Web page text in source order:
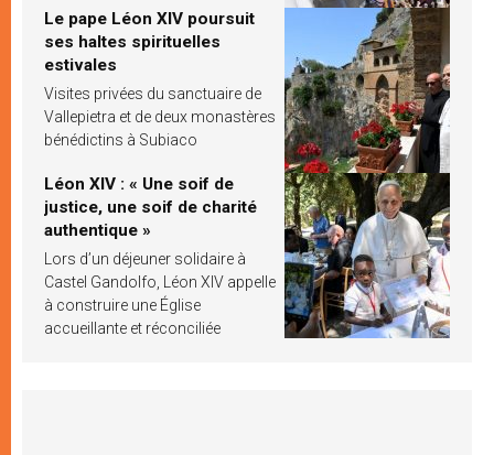
Le pape Léon XIV poursuit
ses haltes spirituelles
estivales
Visites privées du sanctuaire de
Vallepietra et de deux monastères
bénédictins à Subiaco
Léon XIV : « Une soif de
justice, une soif de charité
authentique »
Lors d’un déjeuner solidaire à
Castel Gandolfo, Léon XIV appelle
à construire une Église
accueillante et réconciliée